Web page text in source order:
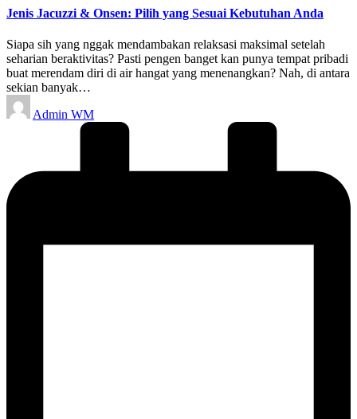
Jenis Jacuzzi & Onsen: Pilih yang Sesuai Kebutuhan Anda
Siapa sih yang nggak mendambakan relaksasi maksimal setelah
seharian beraktivitas? Pasti pengen banget kan punya tempat pribadi
buat merendam diri di air hangat yang menenangkan? Nah, di antara
sekian banyak…
Posted
by
Admin WM